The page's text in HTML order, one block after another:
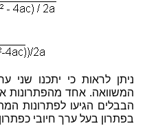
המשוואה. אחד מהפתרונות
הבבלים הגיעו לפתרונות
בפתרון בעל ערך חיובי כפתרון